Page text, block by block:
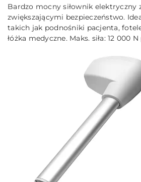
Bardzo mocny siłownik elektryczny
zwiększającymi bezpieczeństwo.
takich jak podnośniki pacjenta,
łóżka medyczne. Maks. siła: 12 000